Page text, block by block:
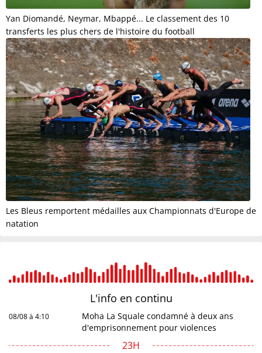
Yan Diomandé, Neymar, Mbappé... Le classement des 10
transferts les plus chers de l'histoire du football
Les Bleus remportent médailles aux Championnats d'Europe de
natation
L'info en continu
08/08 à 4:10
Moha La Squale condamné à deux ans
d'emprisonnement pour violences
23H